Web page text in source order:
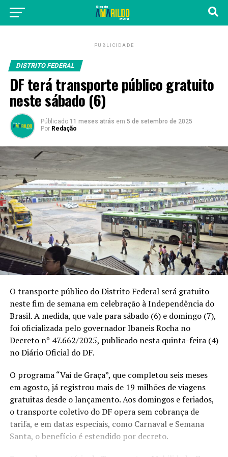
PUBLICIDADE
DISTRITO FEDERAL
DF terá transporte público gratuito
neste sábado (6)
Públicado 11 meses atrás em 5 de setembro de 2025
Por Redação
O transporte público do Distrito Federal será gratuito
neste fim de semana em celebração à Independência do
Brasil. A medida, que vale para sábado (6) e domingo (7),
foi oficializada pelo governador Ibaneis Rocha no
Decreto nº 47.662/2025, publicado nesta quinta-feira (4)
no Diário Oficial do DF.
O programa “Vai de Graça”, que completou seis meses
em agosto, já registrou mais de 19 milhões de viagens
gratuitas desde o lançamento. Aos domingos e feriados,
o transporte coletivo do DF opera sem cobrança de
tarifa, e em datas especiais, como Carnaval e Semana
Santa, o benefício é estendido por decreto.